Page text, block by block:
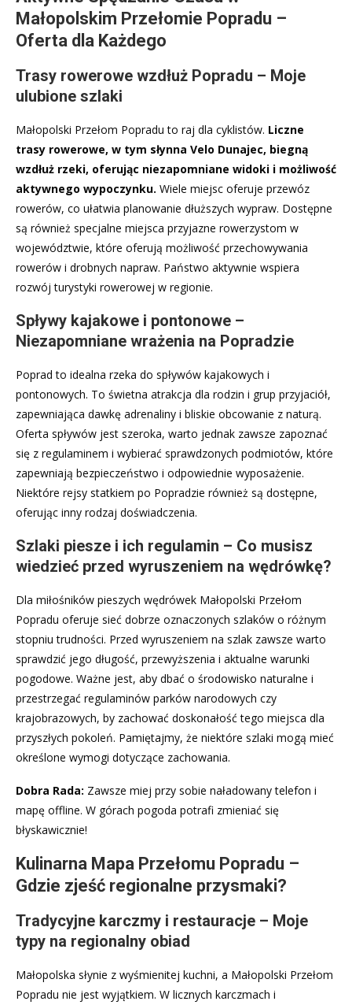
Małopolskim Przełomie Popradu –
Oferta dla Każdego
Trasy rowerowe wzdłuż Popradu – Moje
ulubione szlaki
Małopolski Przełom Popradu to raj dla cyklistów. Liczne
trasy rowerowe, w tym słynna Velo Dunajec, biegną
wzdłuż rzeki, oferując niezapomniane widoki i możliwość
aktywnego wypoczynku. Wiele miejsc oferuje przewóz
rowerów, co ułatwia planowanie dłuższych wypraw. Dostępne
są również specjalne miejsca przyjazne rowerzystom w
województwie, które oferują możliwość przechowywania
rowerów i drobnych napraw. Państwo aktywnie wspiera
rozwój turystyki rowerowej w regionie.
Spływy kajakowe i pontonowe –
Niezapomniane wrażenia na Popradzie
Poprad to idealna rzeka do spływów kajakowych i
pontonowych. To świetna atrakcja dla rodzin i grup przyjaciół,
zapewniająca dawkę adrenaliny i bliskie obcowanie z naturą.
Oferta spływów jest szeroka, warto jednak zawsze zapoznać
się z regulaminem i wybierać sprawdzonych podmiotów, które
zapewniają bezpieczeństwo i odpowiednie wyposażenie.
Niektóre rejsy statkiem po Popradzie również są dostępne,
oferując inny rodzaj doświadczenia.
Szlaki piesze i ich regulamin – Co musisz
wiedzieć przed wyruszeniem na wędrówkę?
Dla miłośników pieszych wędrówek Małopolski Przełom
Popradu oferuje sieć dobrze oznaczonych szlaków o różnym
stopniu trudności. Przed wyruszeniem na szlak zawsze warto
sprawdzić jego długość, przewyższenia i aktualne warunki
pogodowe. Ważne jest, aby dbać o środowisko naturalne i
przestrzegać regulaminów parków narodowych czy
krajobrazowych, by zachować doskonałość tego miejsca dla
przyszłych pokoleń. Pamiętajmy, że niektóre szlaki mogą mieć
określone wymogi dotyczące zachowania.
Dobra Rada: Zawsze miej przy sobie naładowany telefon i
mapę offline. W górach pogoda potrafi zmieniać się
błyskawicznie!
Kulinarna Mapa Przełomu Popradu –
Gdzie zjeść regionalne przysmaki?
Tradycyjne karczmy i restauracje – Moje
typy na regionalny obiad
Małopolska słynie z wyśmienitej kuchni, a Małopolski Przełom
Popradu nie jest wyjątkiem. W licznych karczmach i